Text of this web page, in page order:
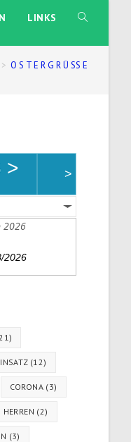
LINKS WEBSITE-
> O S T E R G R Ü SS E
> >
2026
2026
(12)
CORONA (3)
HERREN (2)
(3)